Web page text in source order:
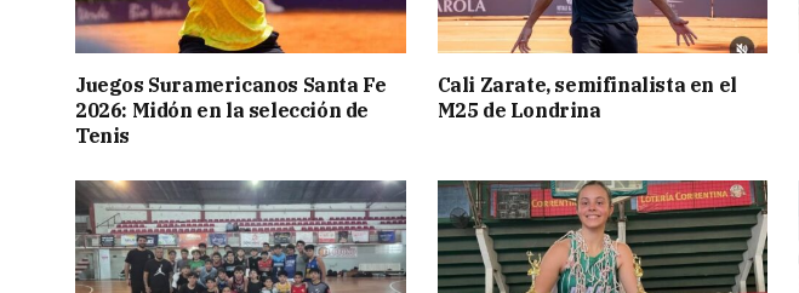
Juegos Suramericanos Santa Fe
2026: Midón en la selección de
Tenis
Cali Zarate, semifinalista en el
M25 de Londrina